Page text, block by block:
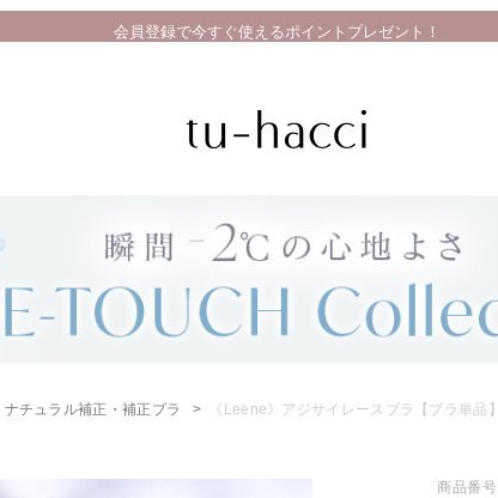
ナチュラル補正・補正ブラ 《Leene》アジサイレースブラ【ブラ単品】
商品番号